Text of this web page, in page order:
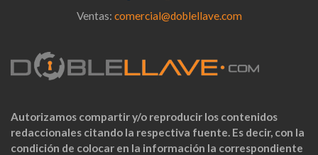
Ventas: comercial@doblellave.com
Autorizamos compartir y/o reproducir los contenidos
redaccionales citando la respectiva fuente. Es decir, con la
condición de colocar en la información la correspondiente